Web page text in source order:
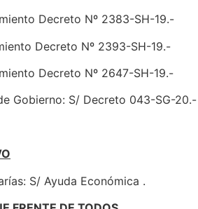
Decreto Nº 2383-SH-19.-
Decreto Nº 2393-SH-19.-
Decreto Nº 2647-SH-19.-
Gobierno: S/ Decreto 043-SG-20.-
S/ Ayuda Económica .